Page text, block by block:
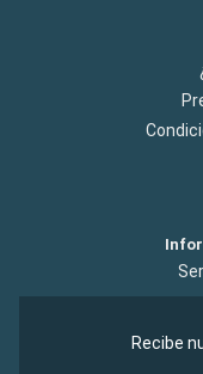
Recibe